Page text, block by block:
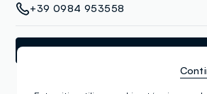
+39 0984 953558
Indicaciones